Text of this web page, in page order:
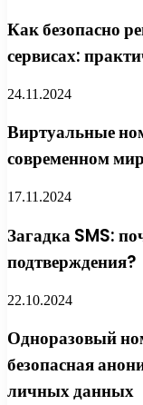
Как безопасно
сервисах:
24.11.2024
Виртуальные
современном
17.11.2024
Загадка SMS:
подтверждения?
22.10.2024
Одноразовый
безопасная
личных данных